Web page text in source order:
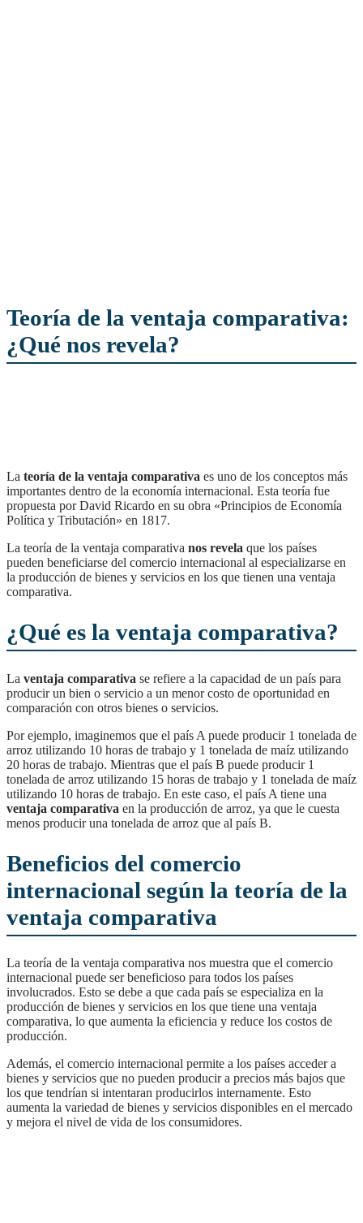
Teoría de la ventaja comparativa:
¿Qué nos revela?
La teoría de la ventaja comparativa es uno de los conceptos más
importantes dentro de la economía internacional. Esta teoría fue
propuesta por David Ricardo en su obra «Principios de Economía
Política y Tributación» en 1817.
La teoría de la ventaja comparativa nos revela que los países
pueden beneficiarse del comercio internacional al especializarse en
la producción de bienes y servicios en los que tienen una ventaja
comparativa.
¿Qué es la ventaja comparativa?
La ventaja comparativa se refiere a la capacidad de un país para
producir un bien o servicio a un menor costo de oportunidad en
comparación con otros bienes o servicios.
Por ejemplo, imaginemos que el país A puede producir 1 tonelada de
arroz utilizando 10 horas de trabajo y 1 tonelada de maíz utilizando
20 horas de trabajo. Mientras que el país B puede producir 1
tonelada de arroz utilizando 15 horas de trabajo y 1 tonelada de maíz
utilizando 10 horas de trabajo. En este caso, el país A tiene una
ventaja comparativa en la producción de arroz, ya que le cuesta
menos producir una tonelada de arroz que al país B.
Beneficios del comercio
internacional según la teoría de la
ventaja comparativa
La teoría de la ventaja comparativa nos muestra que el comercio
internacional puede ser beneficioso para todos los países
involucrados. Esto se debe a que cada país se especializa en la
producción de bienes y servicios en los que tiene una ventaja
comparativa, lo que aumenta la eficiencia y reduce los costos de
producción.
Además, el comercio internacional permite a los países acceder a
bienes y servicios que no pueden producir a precios más bajos que
los que tendrían si intentaran producirlos internamente. Esto
aumenta la variedad de bienes y servicios disponibles en el mercado
y mejora el nivel de vida de los consumidores.